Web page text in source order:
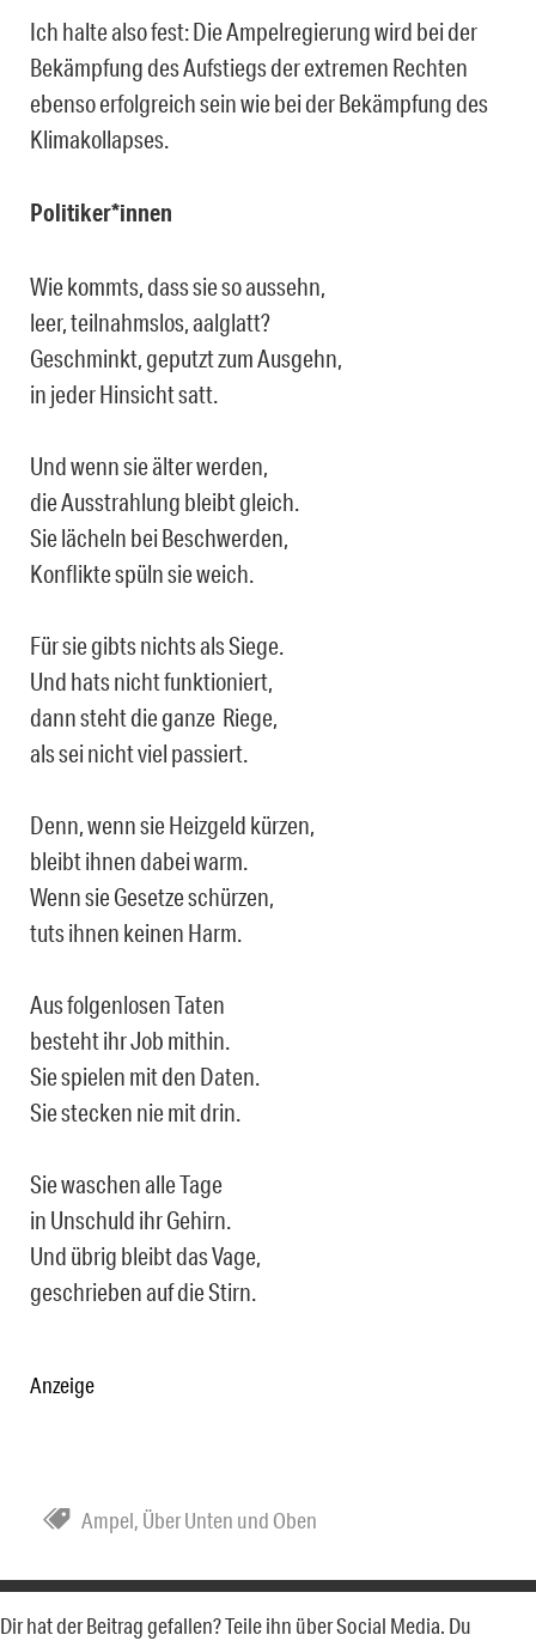
Ich halte also fest: Die Ampelregierung wird bei der
Bekämpfung des Aufstiegs der extremen Rechten
ebenso erfolgreich sein wie bei der Bekämpfung des
Klimakollapses.
Politiker*innen
Wie kommts, dass sie so aussehn,
leer, teilnahmslos, aalglatt?
Geschminkt, geputzt zum Ausgehn,
in jeder Hinsicht satt.
Und wenn sie älter werden,
die Ausstrahlung bleibt gleich.
Sie lächeln bei Beschwerden,
Konflikte spüln sie weich.
Für sie gibts nichts als Siege.
Und hats nicht funktioniert,
dann steht die ganze Riege,
als sei nicht viel passiert.
Denn, wenn sie Heizgeld kürzen,
bleibt ihnen dabei warm.
Wenn sie Gesetze schürzen,
tuts ihnen keinen Harm.
Aus folgenlosen Taten
besteht ihr Job mithin.
Sie spielen mit den Daten.
Sie stecken nie mit drin.
Sie waschen alle Tage
in Unschuld ihr Gehirn.
Und übrig bleibt das Vage,
geschrieben auf die Stirn.
Anzeige
Ampel, Über Unten und Oben
Dir hat der Beitrag gefallen? Teile ihn über Social Media. Du